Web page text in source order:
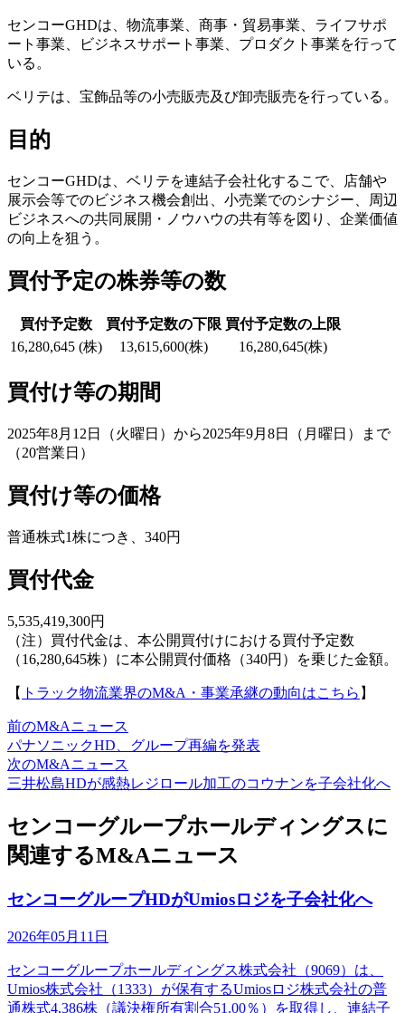
センコーGHDは、物流事業、商事・貿易事業、ライフサポ
ート事業、ビジネスサポート事業、プロダクト事業を行って
いる。
ベリテは、宝飾品等の小売販売及び卸売販売を行っている。
目的
センコーGHDは、ベリテを連結子会社化するこで、店舗や
展示会等でのビジネス機会創出、小売業でのシナジー、周辺
ビジネスへの共同展開・ノウハウの共有等を図り、企業価値
の向上を狙う。
買付予定の株券等の数
買付予定数 買付予定数の下限 買付予定数の上限
16,280,645 (株)
13,615,600(株) 16,280,645(株)
買付け等の期間
2025年8月12日（火曜日）から2025年9月8日（月曜日）まで
（20営業日）
買付け等の価格
普通株式1株につき、340円
買付代金
5,535,419,300円
（注）買付代金は、本公開買付けにおける買付予定数
（16,280,645株）に本公開買付価格（340円）を乗じた金額。
【 トラック物流業界のM&A・事業承継の動向はこちら 】
前のM&Aニュース
パナソニックHD、グループ再編を発表
次のM&Aニュース
三井松島HDが感熱レジロール加工のコウナンを子会社化へ
センコーグループホールディングスに
関連するM&Aニュース
センコーグループHDがUmiosロジを子会社化へ
2026年05月11日
センコーグループホールディングス株式会社（9069）は、
Umios株式会社（1333）が保有するUmiosロジ株式会社の普
通株式4,386株（議決権所有割合51.00％）を取得し、連結子